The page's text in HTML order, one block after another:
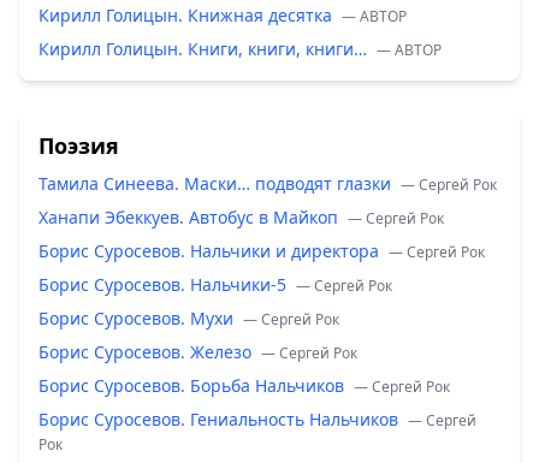
Кирилл Голицын. Книжная десятка — ABTOP
Кирилл Голицын. Книги, книги, книги… — ABTOP
Поэзия
Тамила Синеева. Маски… подводят глазки — Сергей Рок
Ханапи Эбеккуев. Автобус в Майкоп — Сергей Рок
Борис Суросевов. Нальчики и директора — Сергей Рок
Борис Суросевов. Нальчики-5 — Сергей Рок
Борис Суросевов. Мухи — Сергей Рок
Борис Суросевов. Железо — Сергей Рок
Борис Суросевов. Борьба Нальчиков — Сергей Рок
Борис Суросевов. Гениальность Нальчиков — Сергей
Рок